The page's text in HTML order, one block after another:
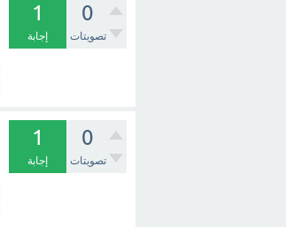
0
تصويتات
1
إجابة
0
تصويتات
1
إجابة